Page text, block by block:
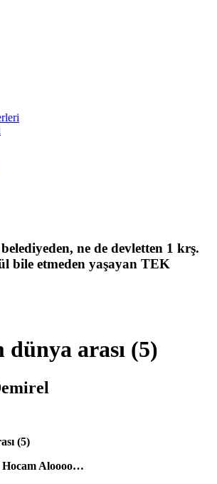
ne de devletten 1 krş.
bile etmeden yaşayan TEK
arası (5)
(5)
Aloooo…